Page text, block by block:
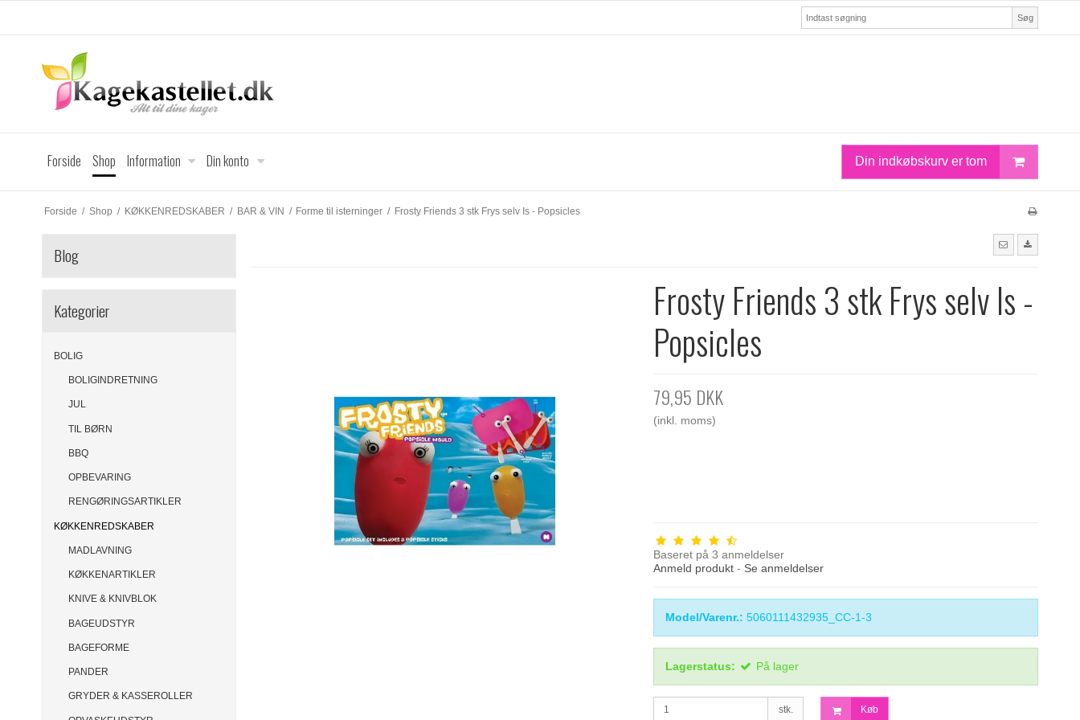
Søg
Forside Shop Information Din konto Din indkøbskurv er tom
Forside / Shop / KØKKENREDSKABER / BAR & VIN / Forme til isterninger / Frosty Friends 3 stk Frys selv Is - Popsicles
Blog
Kategorier
BOLIG
BOLIGINDRETNING
JUL
TIL BØRN
BBQ
OPBEVARING
RENGØRINGSARTIKLER
KØKKENREDSKABER
MADLAVNING
KØKKENARTIKLER
KNIVE & KNIVBLOK
BAGEUDSTYR
BAGEFORME
PANDER
GRYDER & KASSEROLLER
Frosty Friends 3 stk Frys selv Is -
Popsicles
79,95 DKK
(inkl. moms)
Baseret på 3 anmeldelser
Anmeld produkt - Se anmeldelser
Model/Varenr.: 5060111432935_CC-1-3
Lagerstatus: På lager
stk. Køb